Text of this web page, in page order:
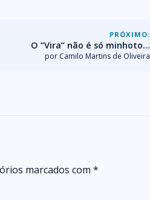
PRÓXIMO:
O “Vira” não é só minhoto…
por Camilo Martins de Oliveira
marcados com *